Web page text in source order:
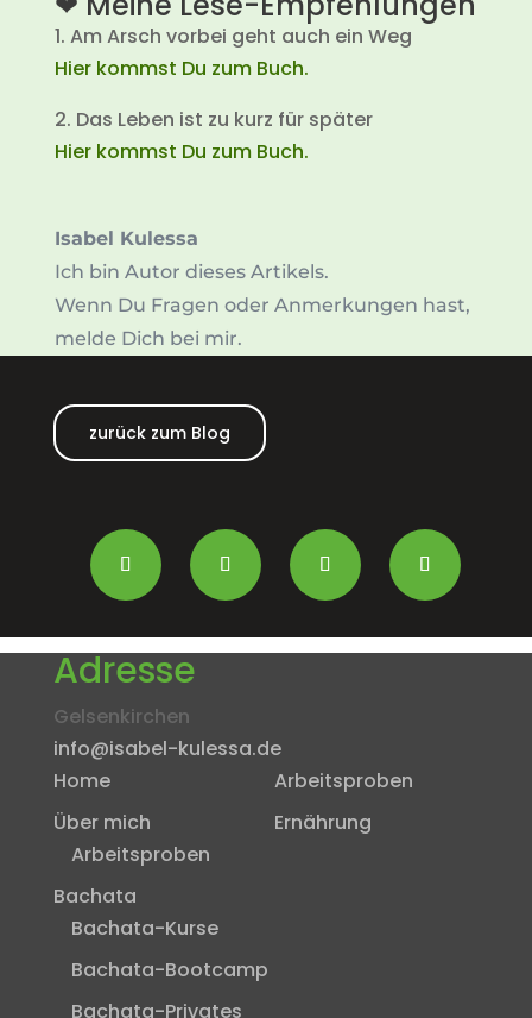
1. Am Arsch vorbei geht auch ein Weg
Hier kommst Du zum Buch.
2. Das Leben ist zu kurz für später
Hier kommst Du zum Buch.
Isabel Kulessa
Ich bin Autor dieses Artikels.
Wenn Du Fragen oder Anmerkungen hast,
melde Dich bei mir.
zurück zum Blog
Adresse
Gelsenkirchen
info@isabel-kulessa.de
Home
Über mich
Arbeitsproben
Bachata
Bachata-Kurse
Bachata-Bootcamp
Bachata-Privates
Arbeitsproben
Ernährung